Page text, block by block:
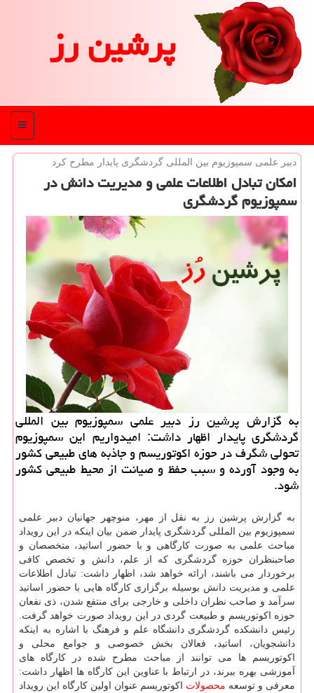
پرشین رز
منو
دبیر علمی سمپوزیوم بین المللی گردشگری پایدار مطرح كرد
امكان تبادل اطلاعات علمی و مدیریت دانش در
سمپوزیوم گردشگری
به گزارش پرشین رز دبیر علمی سمپوزیوم بین المللی
گردشگری پایدار اظهار داشت: امیدواریم این سمپوزیوم
تحولی شگرف در حوزه اكوتوریسم و جاذبه های طبیعی كشور
به وجود آورده و سبب حفظ و صیانت از محیط طبیعی كشور
شود.
به گزارش پرشین رز به نقل از مهر، منوچهر جهانیان دبیر علمی
سمپوزیوم بین المللی گردشگری پایدار ضمن بیان اینكه در این رویداد
مباحث علمی به صورت كارگاهی و با حضور اساتید، متخصصان و
صاحبنظران حوزه گردشگری كه از علم، دانش و تخصص كافی
برخوردار می باشند، ارائه خواهد شد، اظهار داشت: تبادل اطلاعات
علمی و مدیریت دانش بوسیله برگزاری كارگاه هایی با حضور اساتید
سرآمد و صاحب نظران داخلی و خارجی برای منتفع شدن، ذی نفعان
حوزه اكوتوریسم و طبیعت گردی در این رویداد صورت خواهد گرفت.
رئیس دانشكده گردشگری دانشگاه علم و فرهنگ با اشاره به اینكه
دانشجویان، اساتید، فعالان بخش خصوصی و جوامع محلی و
اكوتوریسم ها می توانند از مباحث مطرح شده در كارگاه های
آموزشی بهره ببرند، در ارتباط با عناوین این كارگاه ها اظهار داشت:
معرفی و توسعه محصولات اكوتوریسم عنوان اولین كارگاه این رویداد